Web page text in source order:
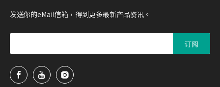
发送你的eMail信箱，得到更多最新产品资讯。
订阅